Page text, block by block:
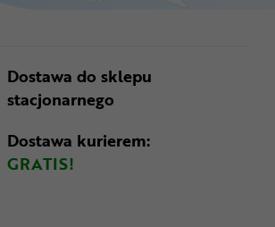
Dostawa do sklepu
stacjonarnego
Dostawa kurierem:
GRATIS!